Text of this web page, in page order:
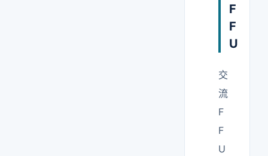
F
F
U
交
流
F
F
U